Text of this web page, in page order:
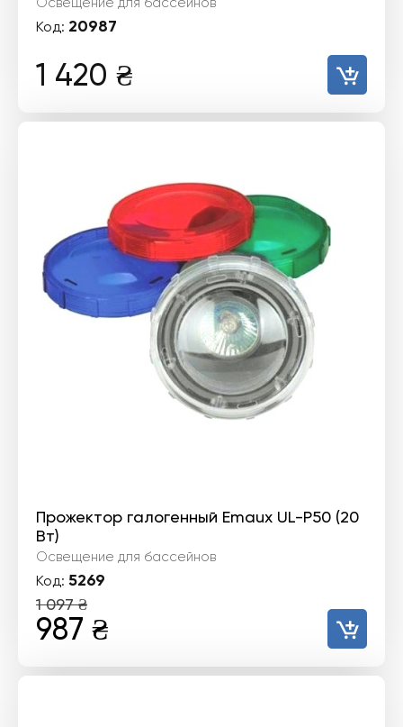
Код: 20987
1 420 ₴
Прожектор галогенный Emaux UL-P50 (20
Вт)
Освещение для бассейнов
Код: 5269
1 097₴
Первоначальная
цена
987 ₴
цена: